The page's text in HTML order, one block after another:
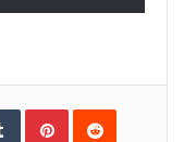
TumblrPinterestReddit